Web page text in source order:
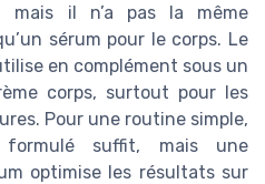
mais il n’a pas la même
sérum pour le corps. Le
en complément sous un
corps, surtout pour les
Pour une routine simple,
suffit, mais une
optimise les résultats sur